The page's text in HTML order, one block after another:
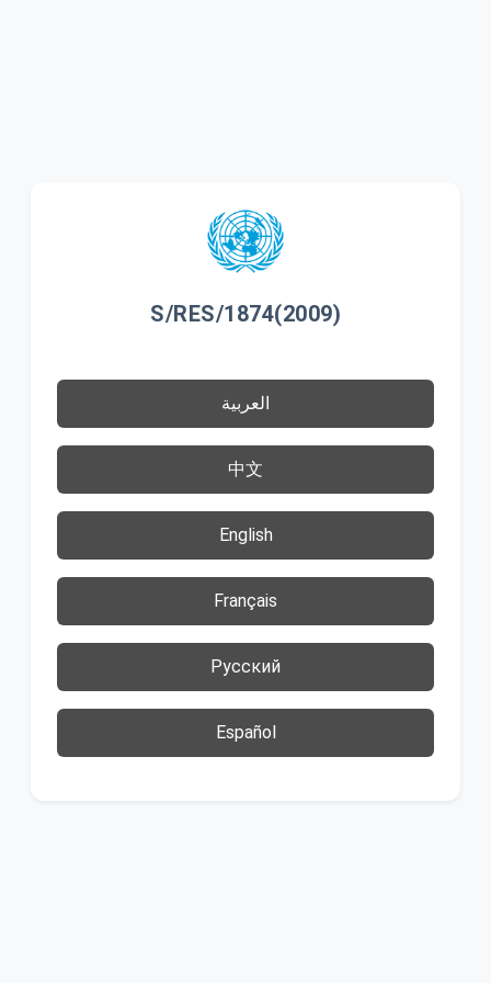
S/RES/1874(2009)
العربية
中文
English
Français
Русский
Español